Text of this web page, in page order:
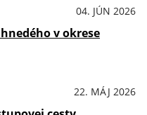
04. JÚN 2026
v okrese
22. MÁJ 2026